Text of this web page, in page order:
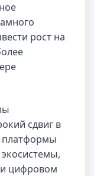
рост на
сдвиг в
платформы
цифровом